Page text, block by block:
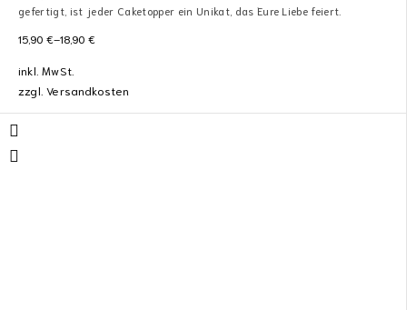
gefertigt, ist jeder Caketopper ein Unikat, das Eure Liebe feiert.
15,90 €–18,90 €
inkl. MwSt.
zzgl.Versandkosten